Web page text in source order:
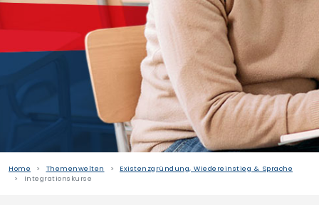
Finden Sie Ihre Weiterbildung
SUCHEN
Home Themenwelten
Existenzgründung, Wiedereinstieg & Sprache
Integrationskurse